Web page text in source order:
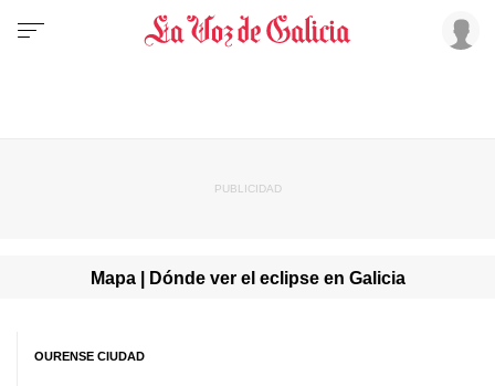
Mapa | Dónde ver el eclipse en Galicia
OURENSE CIUDAD